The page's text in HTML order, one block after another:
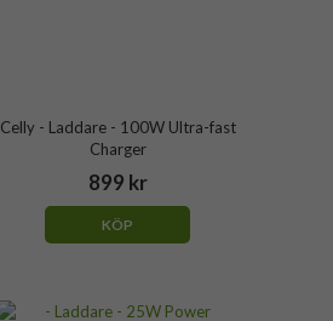
Celly - Laddare - 100W Ultra-fast
Charger
899 kr
KÖP